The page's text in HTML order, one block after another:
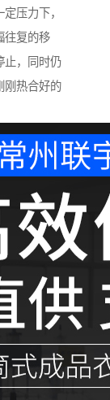
压力下，
往复的移
止，同时仍
刚热合好的